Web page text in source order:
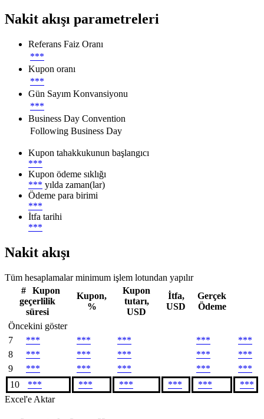
Nakit akışı parametreleri
Referans Faiz Oranı
***
Kupon oranı
***
Gün Sayım Konvansiyonu
***
Business Day Convention
Following Business Day
Kupon tahakkukunun başlangıcı
***
Kupon ödeme sıklığı
*** yılda zaman(lar)
Ödeme para birimi
***
İtfa tarihi
***
Nakit akışı
Tüm hesaplamalar minimum işlem lotundan yapılır
#
Kupon
geçerlilik
süresi
Kupon,
%
Kupon
tutarı,
USD
İtfa,
USD
Gerçek
Ödeme
Öncekini göster
7
*** *** *** ***
***
8
*** *** *** ***
***
9
*** *** *** ***
***
10
*** *** *** *** ***
***
Excel'e Aktar